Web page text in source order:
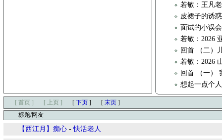
若敏：王凡
皮裙子的诱
面试的小误会
若敏：2026
回首 （二）
若敏：2026
回首 （一）
想起一点个
[ 首页 ] [ 上页 ] [ 下页 ] [ 末页 ]
标题/网友
【西江月】痴心 -快活老人